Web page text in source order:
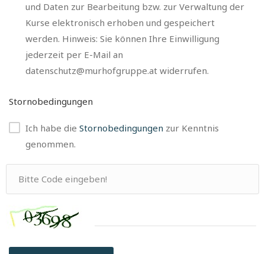
und Daten zur Bearbeitung bzw. zur Verwaltung der
Kurse elektronisch erhoben und gespeichert
werden. Hinweis: Sie können Ihre Einwilligung
jederzeit per E-Mail an
datenschutz@murhofgruppe.at widerrufen.
Stornobedingungen
Ich habe die Stornobedingungen zur Kenntnis
genommen.